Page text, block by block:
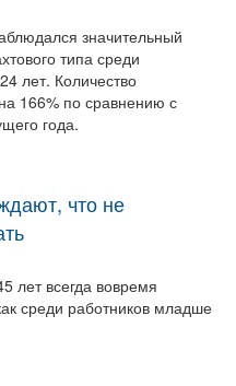
значительный
типа среди
лет. Количество
166% по сравнению с
года.
что не
лет всегда вовремя
среди работников младше